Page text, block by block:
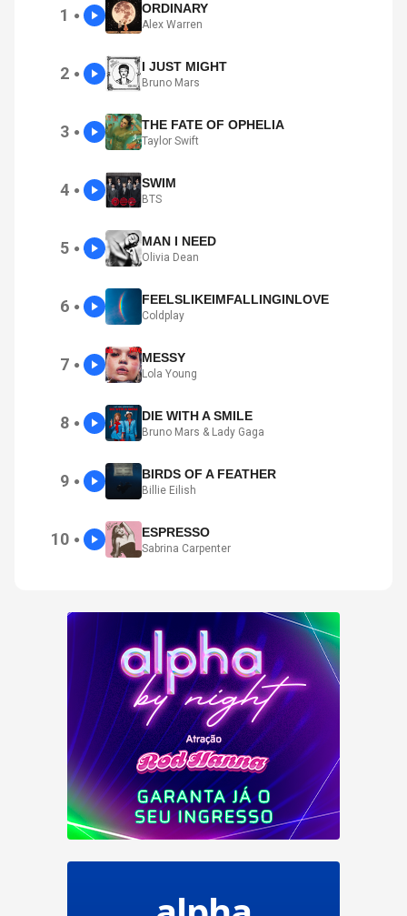
1 ● ORDINARY
Alex Warren
2 ● I JUST MIGHT
Bruno Mars
3 ● THE FATE OF OPHELIA
Taylor Swift
4 ● SWIM
BTS
5 ● MAN I NEED
Olivia Dean
6 ● FEELSLIKEIMFALLINGINLOVE
Coldplay
7 ● MESSY
Lola Young
8 ● DIE WITH A SMILE
Bruno Mars & Lady Gaga
9 ● BIRDS OF A FEATHER
Billie Eilish
10 ● ESPRESSO
Sabrina Carpenter